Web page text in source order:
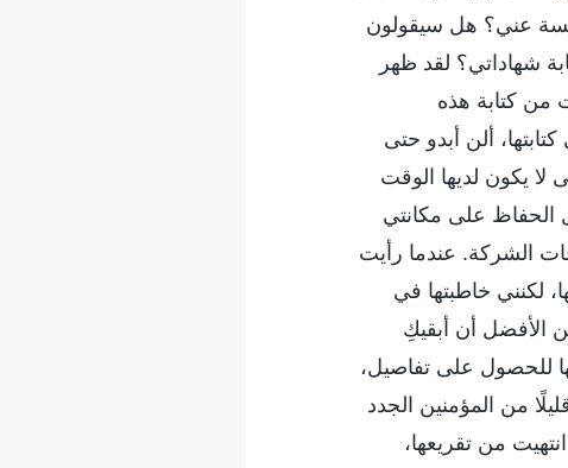
عني؟ هل سيقولون
شهاداتي؟ لقد ظهر
من كتابة هذه
ألن أبدو حتى
يكون لديها الوقت
الحفاظ على مكانتي
الشركة. عندما رأيت
لكنني خاطبتها في
الأفضل أن أبقيكِ
للحصول على تفاصيل،
من المؤمنين الجدد
من تقريعها،